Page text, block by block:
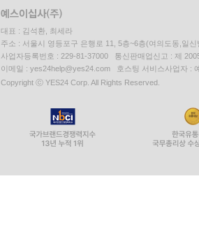
대표 : 김석환, 최세라
주소 : 서울시 영등포구 은행로 11, 5층~6층(여의도동,일신
사업자등록번호 : 229-81-37000 통신판매업신고 : 제
이메일 : yes24help@yes24.com 호스팅 서비스사업자 :
Copyright ⓒ YES24 Corp. All Rights Reserved.